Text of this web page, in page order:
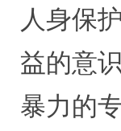
人身保
益的意
暴力的